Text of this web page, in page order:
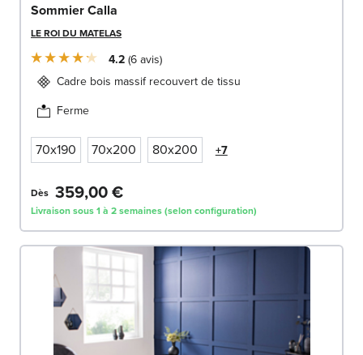
Sommier Calla
LE ROI DU MATELAS
4.2 6avis
Cadre bois massif recouvert de tissu
Ferme
70x190 70x200 80x200 +7
Dès 359,00 €
Livraison sous 1 à 2 semaines (selon configuration)